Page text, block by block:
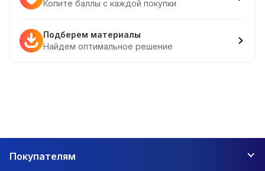
Копите баллы с каждой покупки
Подберем материалы
Найдем оптимальное решение
Покупателям